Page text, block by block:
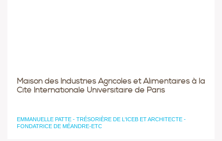
Maison des Industries Agricoles et Alimentaires à la
Cité Internationale Universitaire de Paris
EMMANUELLE PATTE - TRÉSORIÈRE DE L'ICEB ET ARCHITECTE -
FONDATRICE DE MÉANDRE-ETC